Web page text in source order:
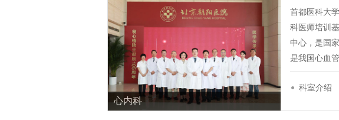
心内科
首都医科大
科医师培训
中心，是国
是我国心血
科室介绍